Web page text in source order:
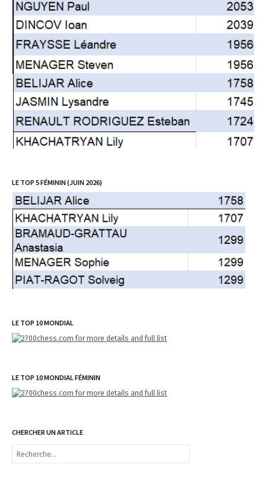
LE TOP 5 FÉMININ (JUIN 2026)
LE TOP 10 MONDIAL
LE TOP 10 MONDIAL FÉMININ
CHERCHER UN ARTICLE
R